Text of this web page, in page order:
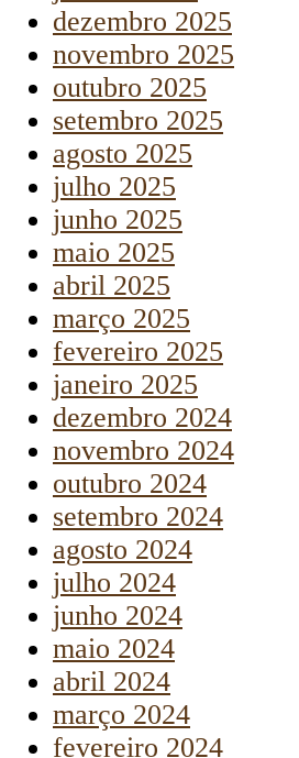
dezembro 2025
novembro 2025
outubro 2025
setembro 2025
agosto 2025
julho 2025
junho 2025
maio 2025
abril 2025
março 2025
fevereiro 2025
janeiro 2025
dezembro 2024
novembro 2024
outubro 2024
setembro 2024
agosto 2024
julho 2024
junho 2024
maio 2024
abril 2024
março 2024
fevereiro 2024